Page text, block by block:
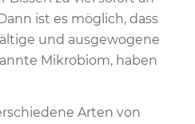
ist es möglich, dass
und ausgewogene
Mikrobiom, haben
Arten von